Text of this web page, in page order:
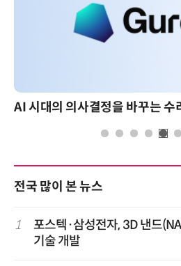
전국 많이 본 뉴스
1
포스텍·삼성전자, 3D 낸드
기술 개발